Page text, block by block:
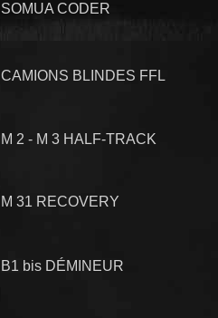
SOMUA CODER
CAMIONS BLINDES FFL
M 2 - M 3 HALF-TRACK
M 31 RECOVERY
B1 bis DÉMINEUR